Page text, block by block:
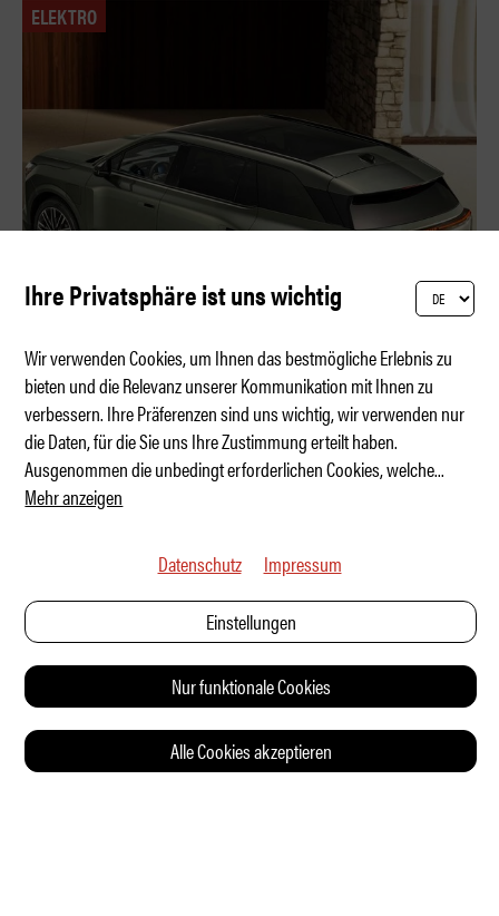
ELEKTRO
Lexus TZ – Luxus für die Grossfamilie
Ihre Privatsphäre ist uns wichtig
Wir verwenden Cookies, um Ihnen das bestmögliche Erlebnis zu
bieten und die Relevanz unserer Kommunikation mit Ihnen zu
verbessern. Ihre Präferenzen sind uns wichtig, wir verwenden nur
die Daten, für die Sie uns Ihre Zustimmung erteilt haben.
Ausgenommen die unbedingt erforderlichen Cookies, welche...
Mehr anzeigen
Datenschutz Impressum
Einstellungen
Nur funktionale Cookies
Alle Cookies akzeptieren